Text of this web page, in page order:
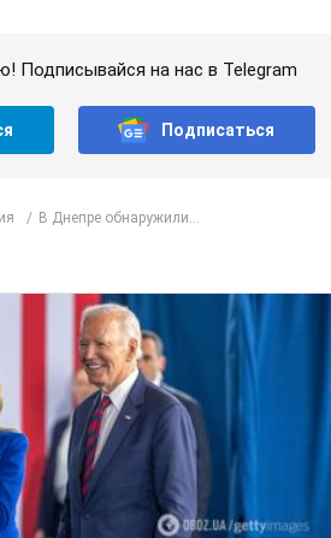
Подписывайся на нас в Telegram
Подписаться
В Днепре обнаружили...